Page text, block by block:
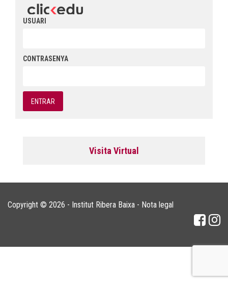
USUARI
CONTRASENYA
Visita Virtual
Copyright © 2026 - Institut Ribera Baixa - Nota legal